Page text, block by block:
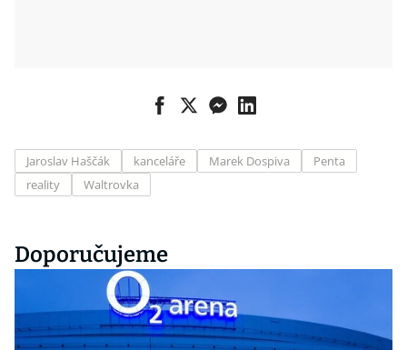
Jaroslav Haščák kanceláře Marek Dospiva
Penta
reality
Waltrovka
Doporučujeme